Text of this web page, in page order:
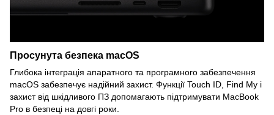
Просунута безпека macOS
Глибока інтеграція апаратного та програмного забезпечення
macOS забезпечує надійний захист. Функції Touch ID, Find My і
захист від шкідливого ПЗ допомагають підтримувати MacBook
Pro в безпеці на довгі роки.